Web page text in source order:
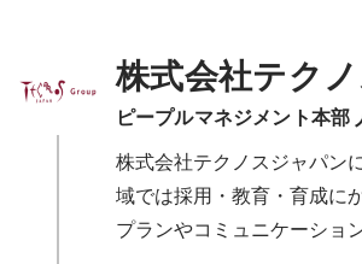
株式会社テク
ピープルマネジメント本部
株式会社テクノスジャパン
域では採用・教育・育成に
プランやコミュニケーショ